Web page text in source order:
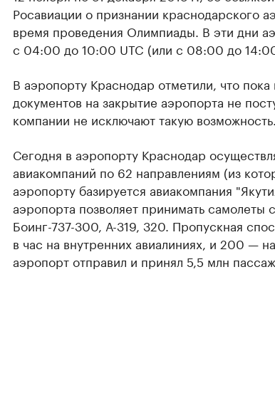
Росавиации о признании краснодарского
время проведения Олимпиады. В эти дни
с 04:00 до 10:00 UTC (или с 08:00 до
В аэропорту Краснодар отметили, что
документов на закрытие аэропорта не
компании не исключают такую возможность.
Сегодня в аэропорту Краснодар
авиакомпаний по 62 направлениям (из
аэропорту базируется авиакомпания
аэропорта позволяет принимать самолеты
Боинг-737-300, А-319, 320. Пропускная
в час на внутренних авиалиниях, и 200 —
аэропорт отправил и принял 5,5 млн